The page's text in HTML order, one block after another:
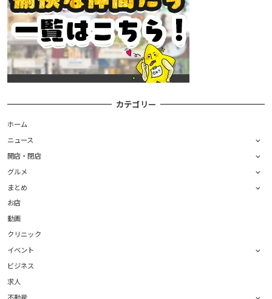
カテゴリー
ホーム
ニュース
開店・閉店
グルメ
まとめ
お店
動画
クリニック
イベント
ビジネス
求人
不動産